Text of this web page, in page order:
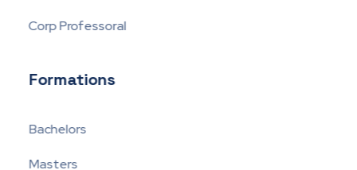
Corp Professoral
Formations
Bachelors
Masters